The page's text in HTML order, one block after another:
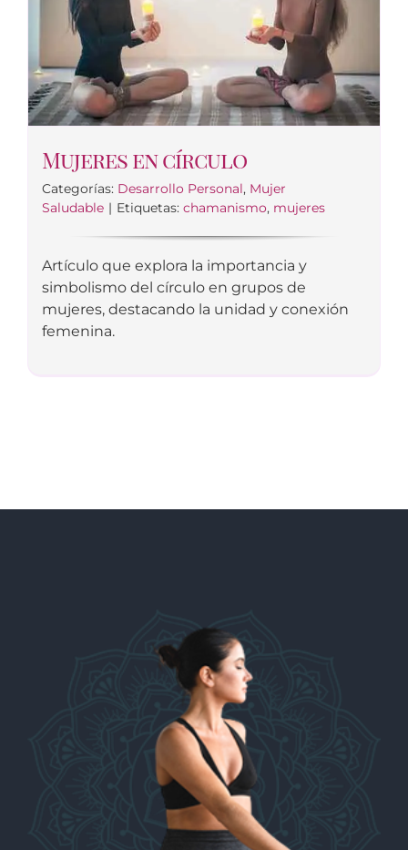
Mujeres en círculo
Categorías: Desarrollo Personal, Mujer
Saludable | Etiquetas: chamanismo, mujeres
Artículo que explora la importancia y
simbolismo del círculo en grupos de
mujeres, destacando la unidad y conexión
femenina.